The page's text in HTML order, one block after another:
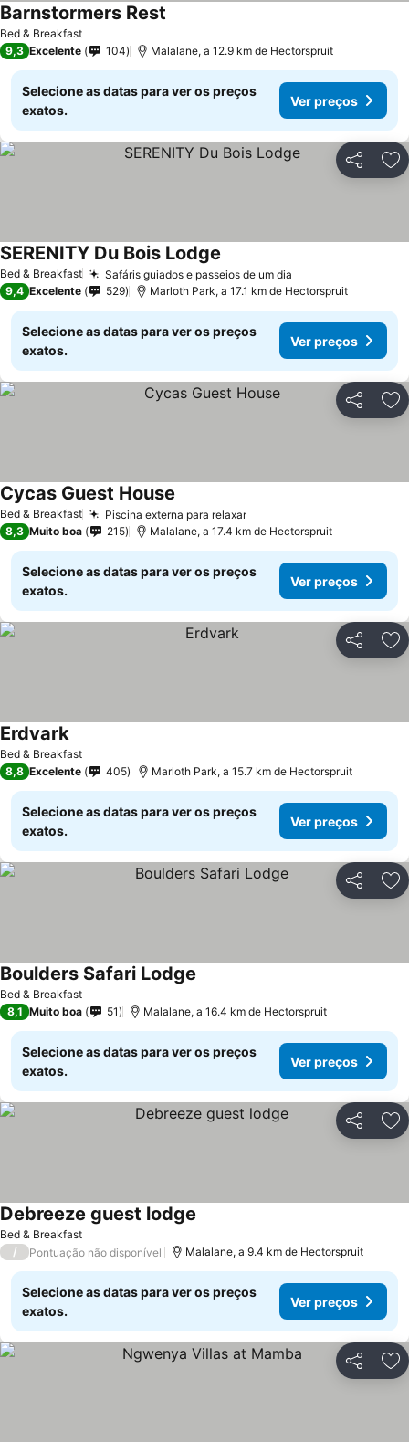
Bed & Breakfast
Barnstormers Rest
9,3 Excelente 104 Malalane, a 12.9 km de Hectorspruit
Selecione as datas para ver os preços
exatos.
Ver preços
Partilhar
Bed & Breakfast Safáris guiados e passeios de um dia
SERENITY Du Bois Lodge
9,4 Excelente 529 Marloth Park, a 17.1 km de Hectorspruit
Selecione as datas para ver os preços
exatos.
Ver preços
Partilhar
Bed & Breakfast Piscina externa para relaxarVer preços
Cycas Guest House
8,3 Muito boa 215 Malalane, a 17.4 km de Hectorspruit
Selecione as datas para ver os preços
exatos.
Ver preços
Partilhar
Bed & Breakfast
ErdvarkVer preços
8,8 Excelente 405 Marloth Park, a 15.7 km de Hectorspruit
Selecione as datas para ver os preços
exatos.
Ver preços
Partilhar
Bed & Breakfast
Boulders Safari Lodge
8,1 Muito boa 51 Malalane, a 16.4 km de Hectorspruit
Selecione as datas para ver os preços
exatos.
Ver preços
Partilhar
Bed & Breakfast
Debreeze guest lodge
/ Pontuação não disponível Malalane, a 9.4 km de Hectorspruit
Selecione as datas para ver os preços
exatos.
Ver preços
Partilhar